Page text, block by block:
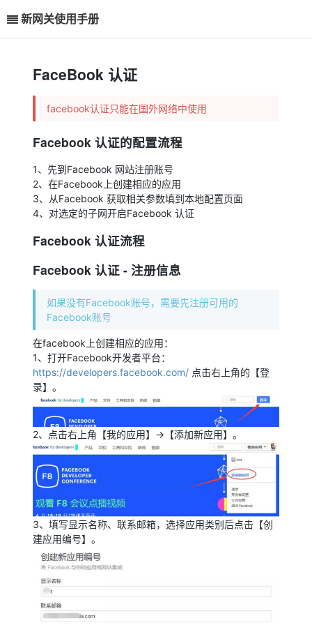
新网关使用手册
FaceBook 认证
facebook认证只能在国外网络中使用
Facebook 认证的配置流程
1、先到Facebook 网站注册账号
2、在Facebook上创建相应的应用
3、从Facebook 获取相关参数填到本地配置页面
4、对选定的子网开启Facebook 认证
Facebook 认证流程
Facebook 认证 - 注册信息
如果没有Facebook账号，需要先注册可用的
Facebook账号
在facebook上创建相应的应用：
1、打开Facebook开发者平台：
https://developers.facebook.com/ 点击右上角的【登
录】。
2、点击右上角【我的应用】->【添加新应用】。
3、填写显示名称、联系邮箱，选择应用类别后点击【创
建应用编号】。